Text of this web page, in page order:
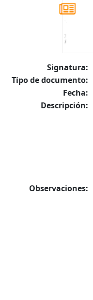
Signatura:
Tipo de documento:
Fecha:
Descripción:
Observaciones: